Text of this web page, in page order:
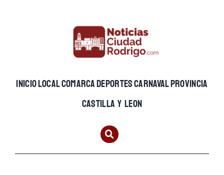
INICIOLOCALCOMARCADEPORTESCARNAVALPROVINCIA
CASTILLA Y LEON